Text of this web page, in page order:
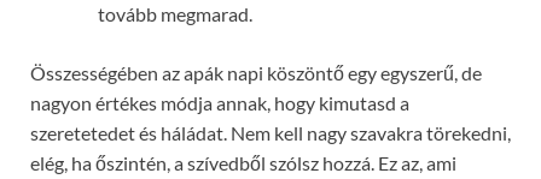
tovább megmarad.
Összességében az apák napi köszöntő egy egyszerű, de
nagyon értékes módja annak, hogy kimutasd a
szeretetedet és háládat. Nem kell nagy szavakra törekedni,
elég, ha őszintén, a szívedből szólsz hozzá. Ez az, ami